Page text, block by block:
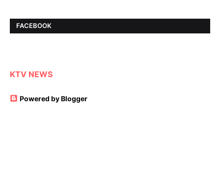
FACEBOOK
KTV NEWS
Powered by Blogger